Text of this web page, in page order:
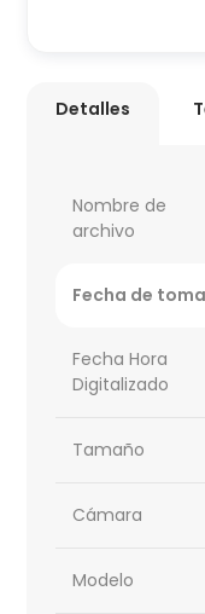
Detalles
Nombre de
archivo
Fecha de toma
Fecha Hora
Digitalizado
Tamaño
Cámara
Modelo